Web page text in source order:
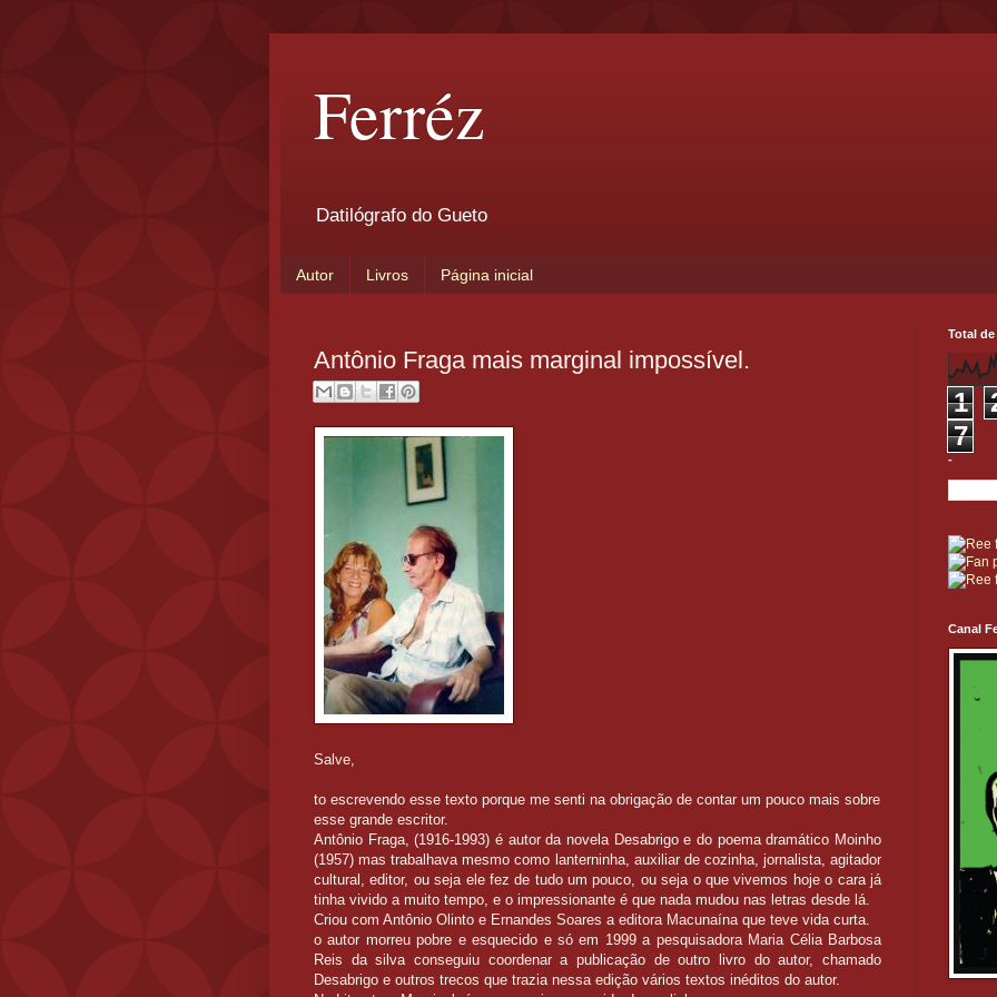
Ferréz
Datilógrafo do Gueto
Autor Livros Página inicial
Antônio Fraga mais marginal impossível.
Salve,
to escrevendo esse texto porque me senti na obrigação de contar um pouco mais sobre
esse grande escritor.
Antônio Fraga, (1916-1993) é autor da novela Desabrigo e do poema dramático Moinho
(1957) mas trabalhava mesmo como lanterninha, auxiliar de cozinha, jornalista, agitador
cultural, editor, ou seja ele fez de tudo um pouco, ou seja o que vivemos hoje o cara já
tinha vivido a muito tempo, e o impressionante é que nada mudou nas letras desde lá.
Criou com Antônio Olinto e Ernandes Soares a editora Macunaína que teve vida curta.
o autor morreu pobre e esquecido e só em 1999 a pesquisadora Maria Célia Barbosa
Reis da silva conseguiu coordenar a publicação de outro livro do autor, chamado
Desabrigo e outros trecos que trazia nessa edição vários textos inéditos do autor.
Total
1
7
-
Canal